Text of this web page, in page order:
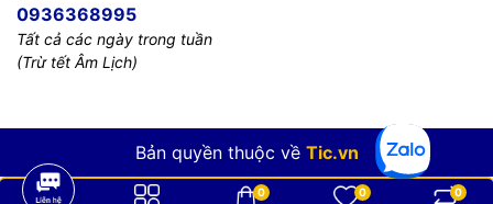
0936368995
Tất cả các ngày trong tuần
(Trừ tết Âm Lịch)
Bản quyền thuộc về Tic.vn
0 0 0